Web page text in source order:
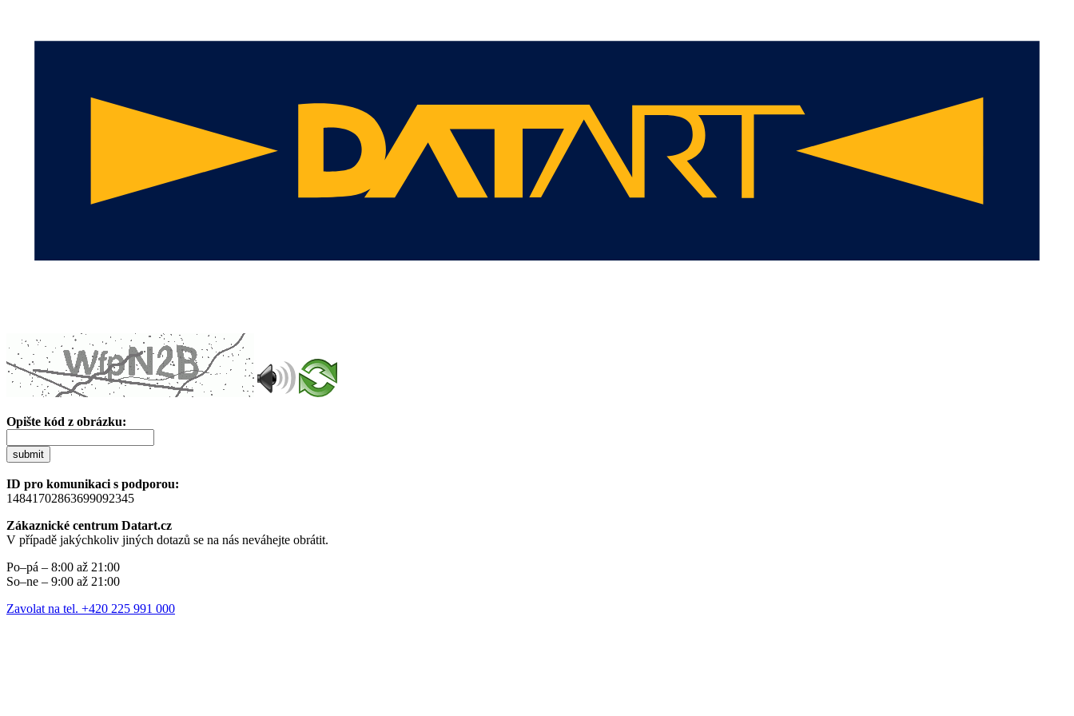
Opište kód z obrázku:
submit
ID pro komunikaci s podporou:
14841702863699092345
Zákaznické centrum Datart.cz
V případě jakýchkoliv jiných dotazů se na nás neváhejte obrátit.
Po–pá – 8:00 až 21:00
So–ne – 9:00 až 21:00
Zavolat na tel. +420 225 991 000